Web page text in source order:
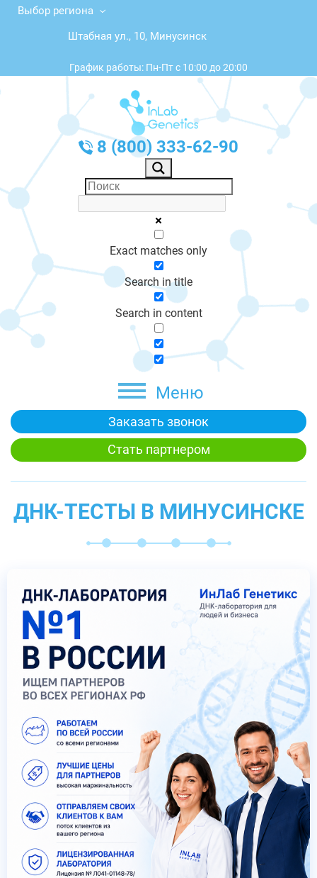
Выбор региона
Штабная ул., 10, Минусинск
График работы: Пн-Пт с 10:00 до 20:00
8 (800) 333-62-90
Exact matches only
Search in title
Search in content
Меню
Заказать звонок
Стать партнером
ДНК-ТЕСТЫ В МИНУСИНСКЕ